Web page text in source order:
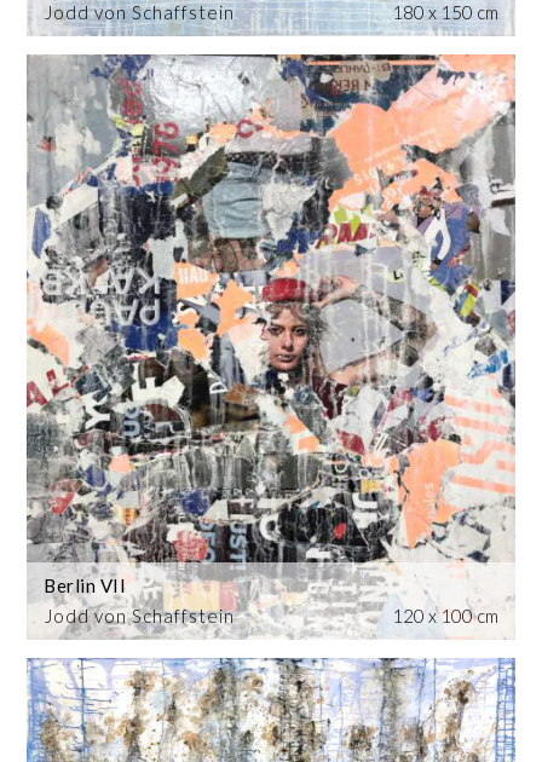
Jodd von Schaffstein
180 x 150 cm
Jodd von Schaffstein
Berlin VII
120 x 100 cm